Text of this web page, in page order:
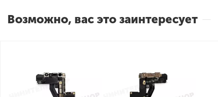
Возможно, вас это заинтересует